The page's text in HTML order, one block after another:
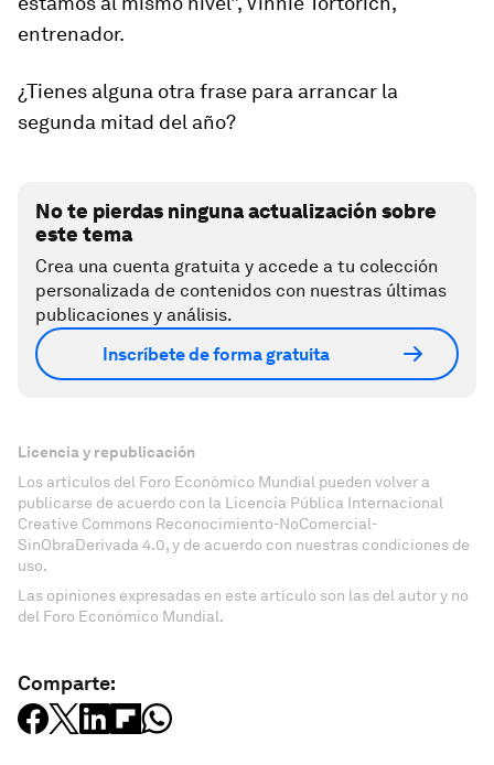
entrenador.
¿Tienes alguna otra frase para arrancar la
segunda mitad del año?
No te pierdas ninguna actualización sobre
este tema
Crea una cuenta gratuita y accede a tu colección
personalizada de contenidos con nuestras últimas
publicaciones y análisis.
Inscríbete de forma gratuita
Licencia y republicación
Los artículos del Foro Económico Mundial pueden volver a
publicarse de acuerdo con la Licencia Pública Internacional
Creative Commons Reconocimiento-NoComercial-
SinObraDerivada 4.0, y de acuerdo con nuestras condiciones de
uso.
Las opiniones expresadas en este artículo son las del autor y no
del Foro Económico Mundial.
Comparte: